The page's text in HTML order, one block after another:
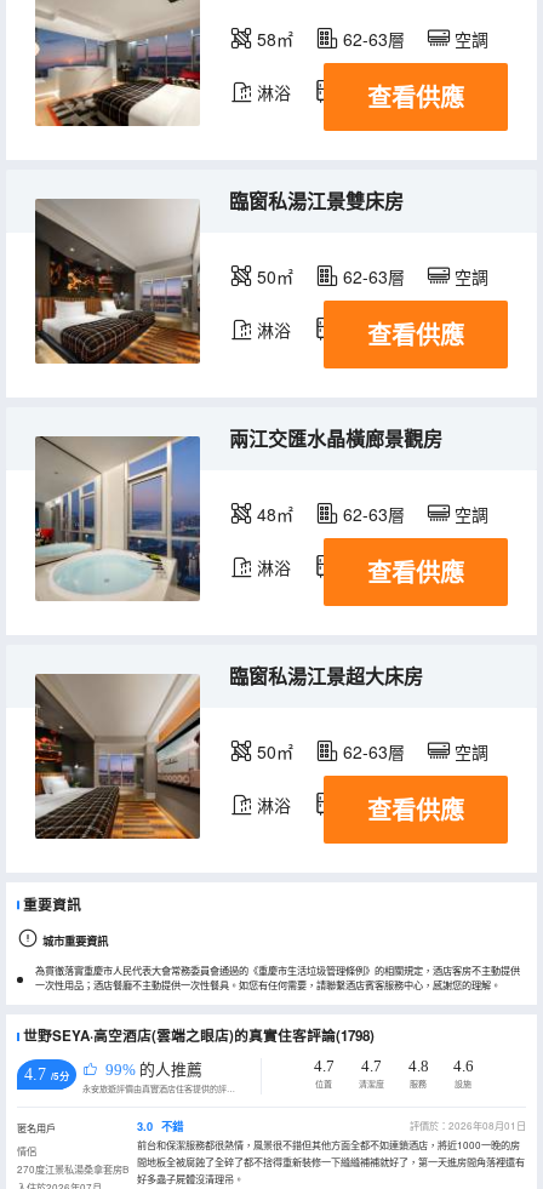
58㎡ 62-63層 空調
淋浴 冰箱查看供應
臨窗私湯江景雙床房
50㎡ 62-63層 空調
淋浴 冰箱查看供應
兩江交匯水晶橫廊景觀房
48㎡ 62-63層 空調
淋浴 冰箱查看供應
臨窗私湯江景超大床房
50㎡ 62-63層 空調
淋浴 冰箱查看供應
重要資訊
城市重要資訊
為貫徹落實重慶市人民代表大會常務委員會通過的《重慶市生活垃圾管理條例》的相關規定，酒店客房不主動提供
一次性用品；酒店餐廳不主動提供一次性餐具。如您有任何需要，請聯繫酒店賓客服務中心，感謝您的理解。
世野SEYA·高空酒店(雲端之眼店)的真實住客評論(1798)
4.7 /5分 99% 的人推薦
永安旅遊評價由真實酒店住客提供的評價。
4.7
位置
4.7
清潔度
4.8
服務
4.6
設施
匿名用戶
情侶
270度江景私湯桑拿套房B
3.0 不錯
評價於：2026年08月01日
前台和保潔服務都很熱情，風景很不錯但其他方面全都不如連鎖酒店，將近1000一晚的房
間地板全被腐蝕了全碎了都不捨得重新裝修一下縫縫補補就好了，第一天進房間角落裡還有
好多蟲子屍體沒清理吊。